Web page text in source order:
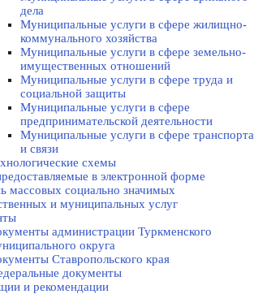
дела
Муниципальные услуги в сфере жилищно-
коммунального хозяйства
Муниципальные услуги в сфере земельно-
имущественных отношений
Муниципальные услуги в сфере труда и
социальной защиты
Муниципальные услуги в сфере
предпринимательской деятельности
Муниципальные услуги в сфере транспорта
и связи
схемы
в электронной форме
массовых социально значимых
и муниципальных услуг
администрации Туркменского
округа
Ставропольского края
документы
и рекомендации